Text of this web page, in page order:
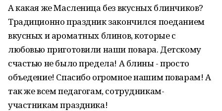
А какая же Масленица без вкусных блинчиков?
Традиционно праздник закончился поеданием
вкусных и ароматных блинов, которые с
любовью приготовили наши повара. Детскому
счастью не было предела! А блины - просто
объедение! Спасибо огромное нашим поварам! А
так же всем педагогам, сотрудникам-
участникам праздника!